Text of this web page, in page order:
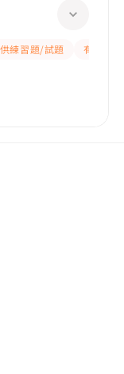
練習題/試題
有耐性